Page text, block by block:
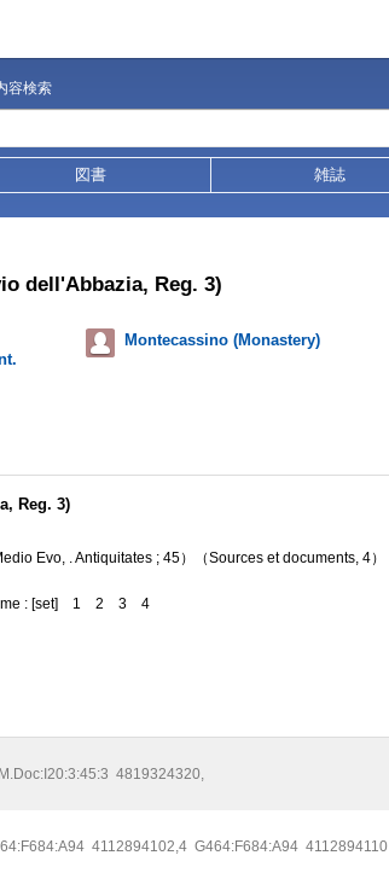
容検索
図書 雑誌
dell'Abbazia, Reg. 3)
Montecassino (Monastery)
Reg. 3)
Evo, . Antiquitates ; 45）（Sources et documents, 4）
: [set] 1 2 3 4
M.Doc:I20:3:45:3 4819324320,
4112894102,4 G464:F684:A94 4112894110